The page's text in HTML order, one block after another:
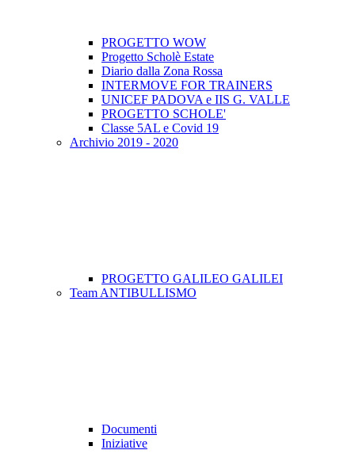
PROGETTO WOW
Progetto Scholè Estate
Diario dalla Zona Rossa
INTERMOVE FOR TRAINERS
UNICEF PADOVA e IIS G. VALLE
PROGETTO SCHOLE'
Classe 5AL e Covid 19
Archivio 2019 - 2020
PROGETTO GALILEO GALILEI
Team ANTIBULLISMO
Documenti
Iniziative